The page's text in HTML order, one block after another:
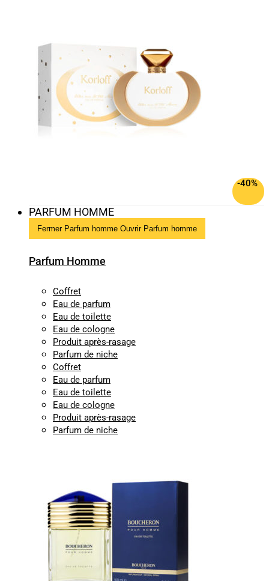
-40%
PARFUM HOMME
Fermer Parfum homme Ouvrir Parfum homme
Parfum Homme
Coffret
Eau de parfum
Eau de toilette
Eau de cologne
Produit après-rasage
Parfum de niche
Coffret
Eau de parfum
Eau de toilette
Eau de cologne
Produit après-rasage
Parfum de niche